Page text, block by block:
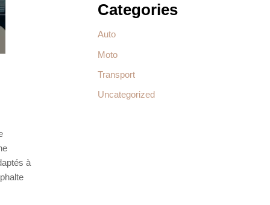
à
Categories
Auto
Moto
Transport
Uncategorized